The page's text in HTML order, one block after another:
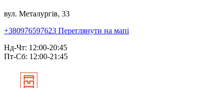
вул. Металургів, 33
+380976597623 Переглянути на мапі
Нд-Чт: 12:00-20:45
Пт-Сб: 12:00-21:45